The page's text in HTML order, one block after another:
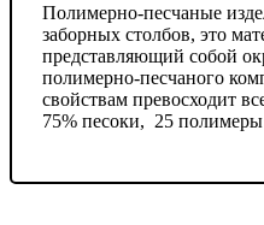
Полимерно-песчаные
заборных столбов, это
представляющий собой
полимерно-песчаного
свойствам превосходит
75% песоки, 25 полимеры